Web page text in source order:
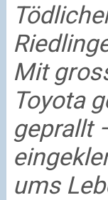
Mit
Toyota
geprallt
ums